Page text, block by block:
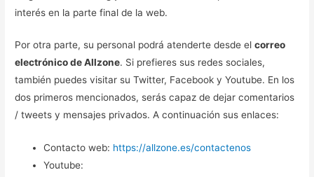
interés en la parte final de la web.
Por otra parte, su personal podrá atenderte desde elcorreo
electrónico de Allzone. Si prefieres sus redes sociales,
también puedes visitar su Twitter, Facebook y Youtube. En los
dos primeros mencionados, serás capaz de dejar comentarios
/ tweets y mensajes privados. A continuación sus enlaces:
Contacto web: https://allzone.es/contactenos
Youtube: